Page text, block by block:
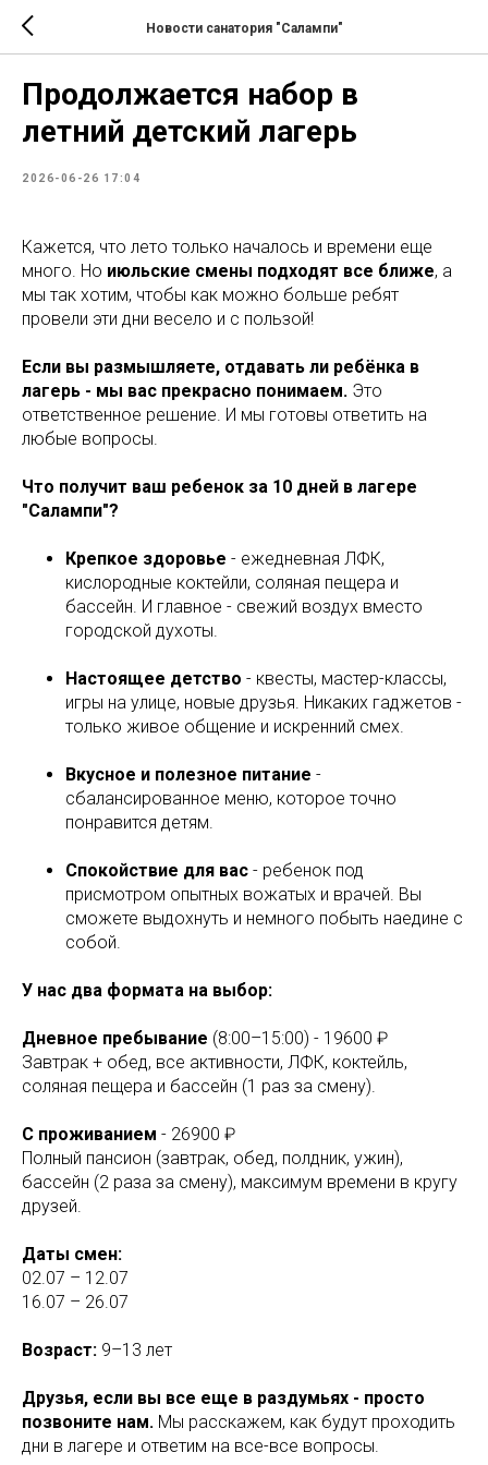
Новости санатория "Салампи"
Продолжается набор в
летний детский лагерь
2026-06-26 17:04
Кажется, что лето только началось и времени еще
много. Но июльские смены подходят все ближе, а
мы так хотим, чтобы как можно больше ребят
провели эти дни весело и с пользой!
Если вы размышляете, отдавать ли ребёнка в
лагерь - мы вас прекрасно понимаем. Это
ответственное решение. И мы готовы ответить на
любые вопросы.
Что получит ваш ребенок за 10 дней в лагере
"Салампи"?
Крепкое здоровье - ежедневная ЛФК,
кислородные коктейли, соляная пещера и
бассейн. И главное - свежий воздух вместо
городской духоты.
Настоящее детство - квесты, мастер-классы,
игры на улице, новые друзья. Никаких гаджетов -
только живое общение и искренний смех.
Вкусное и полезное питание -
сбалансированное меню, которое точно
понравится детям.
Спокойствие для вас - ребенок под
присмотром опытных вожатых и врачей. Вы
сможете выдохнуть и немного побыть наедине с
собой.
У нас два формата на выбор:
Дневное пребывание (8:00–15:00) - 19600 ₽
Завтрак + обед, все активности, ЛФК, коктейль,
соляная пещера и бассейн (1 раз за смену).
С проживанием - 26900 ₽
Полный пансион (завтрак, обед, полдник, ужин),
бассейн (2 раза за смену), максимум времени в кругу
друзей.
Даты смен:
02.07 – 12.07
16.07 – 26.07
Возраст: 9–13 лет
Друзья, если вы все еще в раздумьях - просто
позвоните нам. Мы расскажем, как будут проходить
дни в лагере и ответим на все-все вопросы.